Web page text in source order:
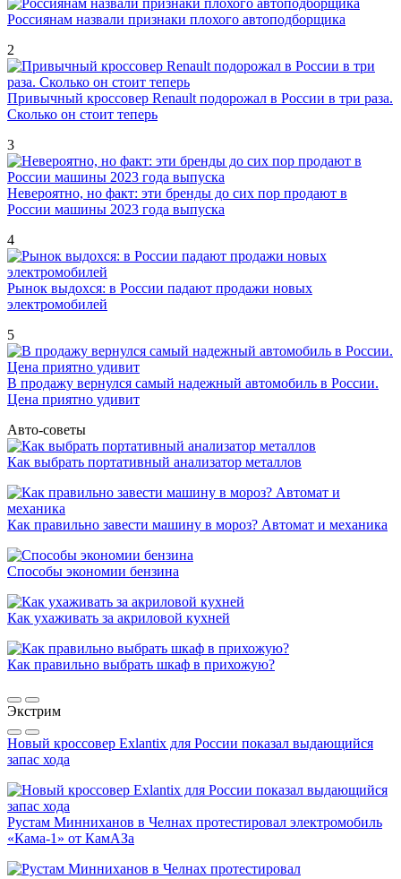
Россиянам назвали признаки плохого автоподборщика
2
Привычный кроссовер Renault подорожал в России в три раза.
Сколько он стоит теперь
3
Невероятно, но факт: эти бренды до сих пор продают в
России машины 2023 года выпуска
4
Рынок выдохся: в России падают продажи новых
электромобилей
5
В продажу вернулся самый надежный автомобиль в России.
Цена приятно удивит
Авто-советы
Как выбрать портативный анализатор металлов
Как правильно завести машину в мороз? Автомат и механика
Способы экономии бензина
Как ухаживать за акриловой кухней
Как правильно выбрать шкаф в прихожую?
Экстрим
Новый кроссовер Exlantix для России показал выдающийся
запас хода
Рустам Минниханов в Челнах протестировал электромобиль
«Кама-1» от КамАЗа